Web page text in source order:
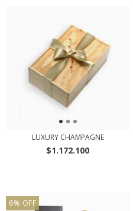
LUXURY CHAMPAGNE
$1.172.100
6% OFF